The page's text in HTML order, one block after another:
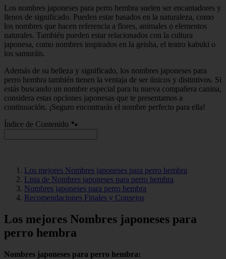
Los nombres japoneses para perro hembra suelen ser encantadores y
llenos de significado. Pueden estar basados en la naturaleza, como
los nombres que hacen referencia a flores, animales o elementos
naturales. También pueden estar relacionados con la cultura
japonesa, como nombres inspirados en la geisha, el teatro kabuki o
los samuráis.
Además de su belleza y significado, los nombres japoneses para
perro hembra también tienen la ventaja de ser únicos y distintivos. Si
estás buscando un nombre especial para tu nueva compañera canina,
considera estas opciones japonesas que te presentamos a
continuación. ¡Seguro encontrarás el nombre perfecto para ella!
Índice de Contenido 🐾
Los mejores Nombres japoneses para perro hembra
Lista de Nombres japoneses para perro hembra
Nombres japoneses para perro hembra
Recomendaciones Finales y Consejos
Los mejores Nombres japoneses para
perro hembra
Nombres japoneses para perro hembra: